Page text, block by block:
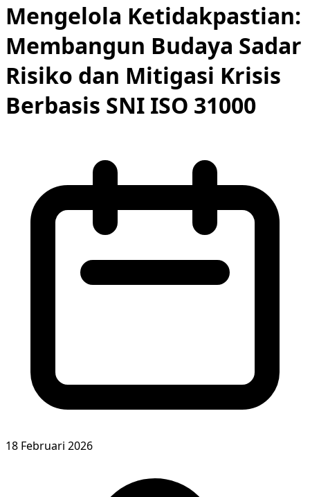
Mengelola Ketidakpastian:
Membangun Budaya Sadar
Risiko dan Mitigasi Krisis
Berbasis SNI ISO 31000
18 Februari 2026